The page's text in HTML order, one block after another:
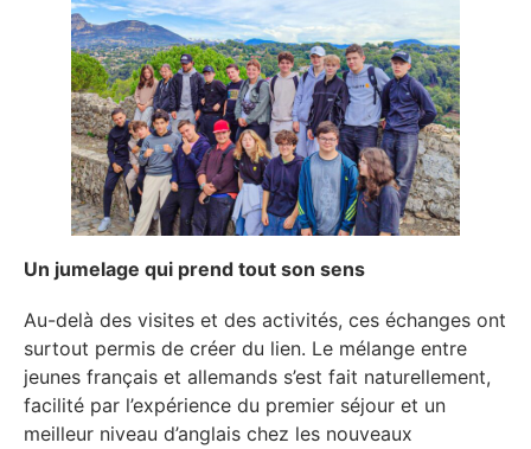
Un jumelage qui prend tout son sens
Au-delà des visites et des activités, ces échanges ont
surtout permis de créer du lien. Le mélange entre
jeunes français et allemands s’est fait naturellement,
facilité par l’expérience du premier séjour et un
meilleur niveau d’anglais chez les nouveaux